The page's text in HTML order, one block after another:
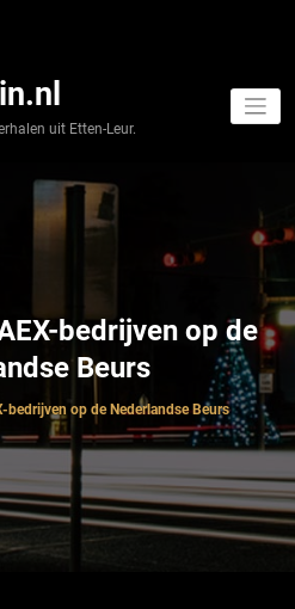
uit Etten-Leur.
bedrijven op de
Beurs
bedrijven op de Nederlandse Beurs